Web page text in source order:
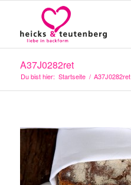
A37J0282ret
Du bist hier: Startseite / A37J0282ret